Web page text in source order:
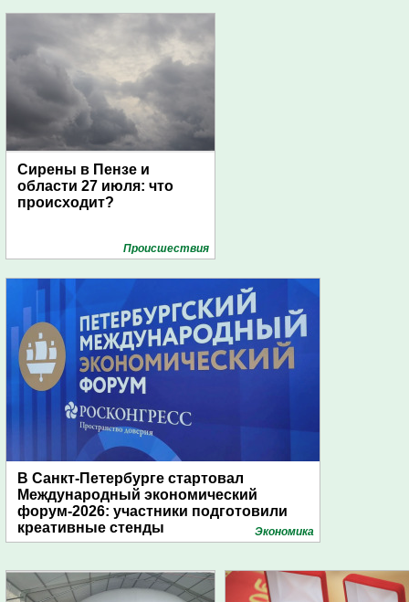
Сирены в Пензе и
области 27 июля: что
происходит?
Проиcшествия
В Санкт-Петербурге стартовал
Международный экономический
форум-2026: участники подготовили
креативные стенды
Экономика